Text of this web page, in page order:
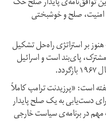
امنیت، صلح و خوشبختی
بر استراتژی راه‌حل تشکیل
پای‌بند است و اسرائیل
است: «پرزیدنت ترامپ کاملاً
دست‌یابی به یک صلح پایدار
در برنامه‌ی سیاست خارجی